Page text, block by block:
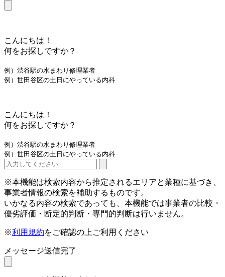
こんにちは！
何をお探しですか？
例）渋谷駅の水まわり修理業者
例）世田谷区の土日にやっている内科
こんにちは！
何をお探しですか？
例）渋谷駅の水まわり修理業者
例）世田谷区の土日にやっている内科
※本機能は検索内容から推定されるエリアと業種に基づき、
事業者情報の検索を補助するものです。
いかなる内容の検索であっても、本機能では事業者の比較・
優劣評価・断定的判断・専門的判断は行いません。
※利用規約をご確認の上ご利用ください
メッセージ送信完了